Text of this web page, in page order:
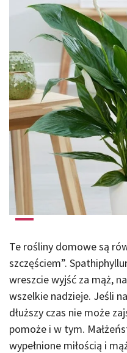
Te rośliny domowe są
szczęściem”.
wreszcie wyjść za mąż,
wszelkie nadzieje. Jeśli
dłuższy czas nie może
pomoże i w tym.
wypełnione miłością i